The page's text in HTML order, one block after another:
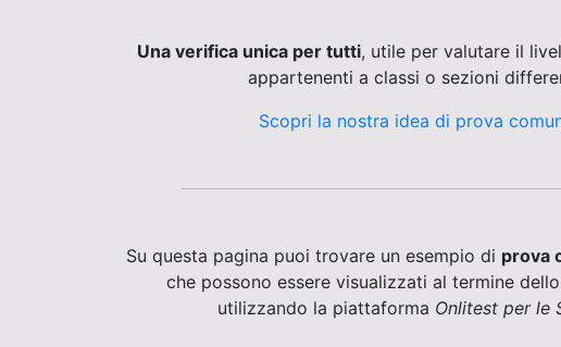
Una verifica unica per tutti, utile per valutare il
appartenenti a classi o sezioni
Scopri la nostra idea di prova
Su questa pagina puoi trovare un esempio di prova
che possono essere visualizzati al termine
utilizzando la piattaforma Onlitest per le